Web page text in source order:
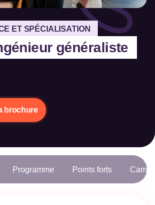
ET SPÉCIALISATION
généraliste
brochure
Programme Points forts